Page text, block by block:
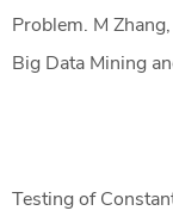
Problem. M
Big Data Mining
Testing of